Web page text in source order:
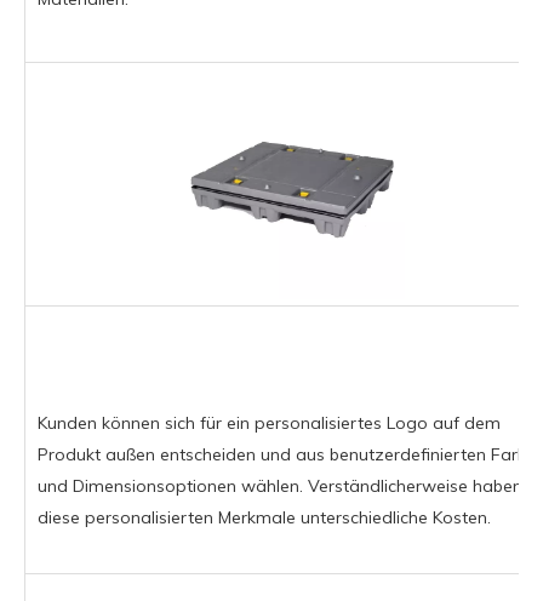
Kunden können sich für ein personalisiertes Logo auf dem
Produkt außen entscheiden und aus benutzerdefinierten Farb-
und Dimensionsoptionen wählen. Verständlicherweise haben
diese personalisierten Merkmale unterschiedliche Kosten.